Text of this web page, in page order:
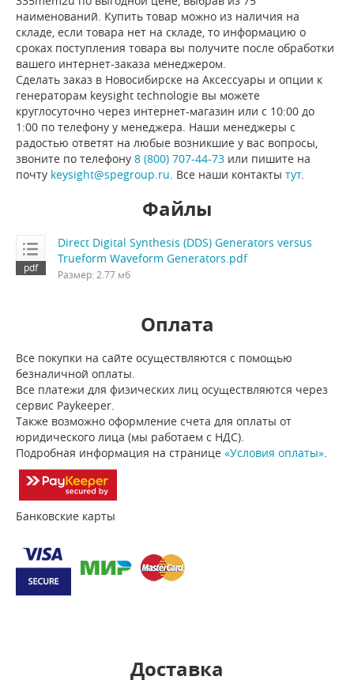
наименований. Купить товар можно из наличия на
складе, если товара нет на складе, то информацию о
сроках поступления товара вы получите после обработки
вашего интернет-заказа менеджером.
Сделать заказ в Новосибирске на Аксессуары и опции к
генераторам keysight technologie вы можете
круглосуточно через интернет-магазин или с 10:00 до
1:00 по телефону у менеджера. Наши менеджеры с
радостью ответят на любые возникшие у вас вопросы,
звоните по телефону 8 (800) 707-44-73 или пишите на
почту keysight@spegroup.ru. Все наши контакты тут.
Файлы
Direct Digital Synthesis (DDS) Generators versus
Trueform Waveform Generators.pdf
Размер: 2.77 мб
Оплата
Все покупки на сайте осуществляются с помощью
безналичной оплаты.
Все платежи для физических лиц осуществляются через
сервис Paykeeper.
Также возможно оформление счета для оплаты от
юридического лица (мы работаем с НДС).
Подробная информация на странице «Условия оплаты».
Банковские карты
Доставка